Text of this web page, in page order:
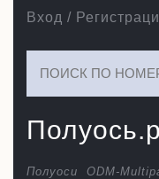
Полуоси ODM-
Вход /